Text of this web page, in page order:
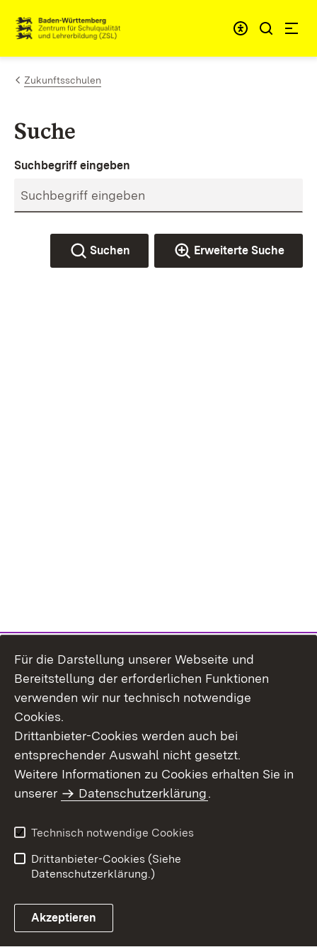
Zum Inhalt springen
Link zur Startseite
Zukunftsschulen
Suche
Suchbegriff eingeben
Suchen Erweiterte Suche
Benutzungshinweise
Erklärung zur
Für die Darstellung unserer Webseite und
Bereitstellung der erforderlichen Funktionen
verwenden wir nur technisch notwendige
Cookies.
Drittanbieter-Cookies werden auch bei
entsprechender Auswahl nicht gesetzt.
Weitere Informationen zu Cookies erhalten Sie in
unserer
Datenschutzerklärung.
Technisch notwendige Cookies
Drittanbieter-Cookies (Siehe
Datenschutzerklärung.)
Akzeptieren